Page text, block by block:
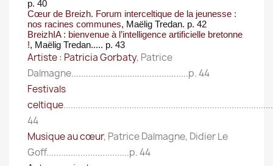
p. 40
Cœur de Breizh. Forum interceltique de la jeunesse :
nos racines communes, Maëlig Tredan. p. 42
BreizhIA : bienvenue à l’intelligence artificielle bretonne
!, Maëlig Tredan..... p. 43
Artiste : Patricia Gorbaty, Patrice
Dalmagne................................................p. 44
Festivals
celtique
44
Musique au cœur, Patrice Dalmagne, Didier Le
Goff..................................p. 44